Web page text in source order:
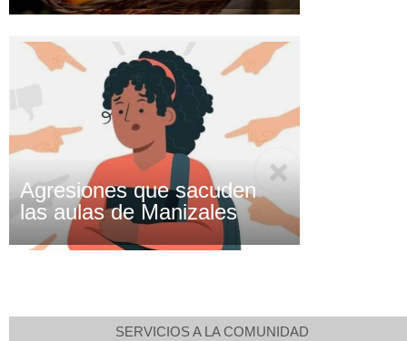
Agresiones que sacuden
las aulas de Manizales
SERVICIOS A LA COMUNIDAD